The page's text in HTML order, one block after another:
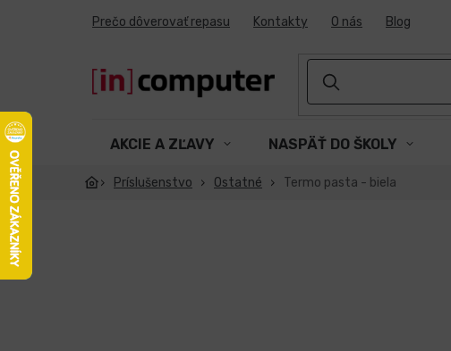
Prečo dôverovať repasu Kontakty O nás Blog
AKCIE A ZĽAVY NASPÄŤ DO ŠKOLY
Príslušenstvo Ostatné Termo pasta - biela